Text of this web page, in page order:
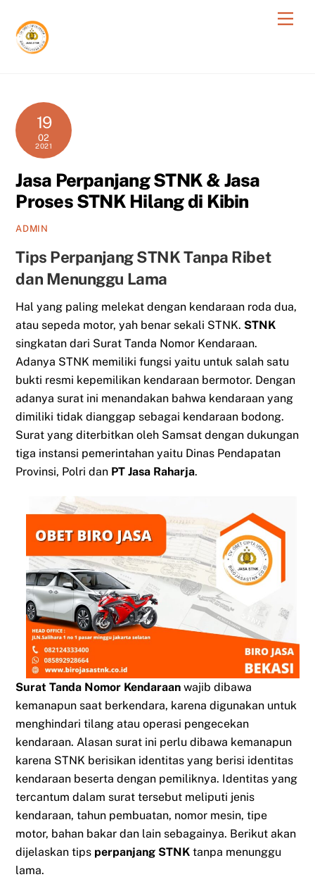
content
19
02
2021
Jasa Perpanjang STNK & Jasa
Proses STNK Hilang di Kibin
ADMIN
Tips Perpanjang STNK Tanpa Ribet
dan Menunggu Lama
Hal yang paling melekat dengan kendaraan roda dua,
atau sepeda motor, yah benar sekali STNK. STNK
singkatan dari Surat Tanda Nomor Kendaraan.
Adanya STNK memiliki fungsi yaitu untuk salah satu
bukti resmi kepemilikan kendaraan bermotor. Dengan
adanya surat ini menandakan bahwa kendaraan yang
dimiliki tidak dianggap sebagai kendaraan bodong.
Surat yang diterbitkan oleh Samsat dengan dukungan
tiga instansi pemerintahan yaitu Dinas Pendapatan
Provinsi, Polri dan PT Jasa Raharja.
Surat Tanda Nomor Kendaraan wajib dibawa
kemanapun saat berkendara, karena digunakan untuk
menghindari tilang atau operasi pengecekan
kendaraan. Alasan surat ini perlu dibawa kemanapun
karena STNK berisikan identitas yang berisi identitas
kendaraan beserta dengan pemiliknya. Identitas yang
tercantum dalam surat tersebut meliputi jenis
kendaraan, tahun pembuatan, nomor mesin, tipe
motor, bahan bakar dan lain sebagainya. Berikut akan
dijelaskan tips perpanjang STNK tanpa menunggu
lama.